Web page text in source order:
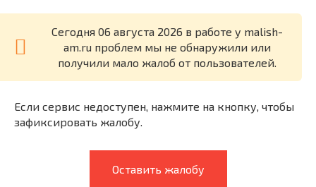
Cегодня 06 августа 2026 в работе у malish-
am.ru проблем мы не обнаружили или
получили мало жалоб от пользователей.
Если сервис недоступен, нажмите на кнопку, чтобы
зафиксировать жалобу.
Оставить жалобу